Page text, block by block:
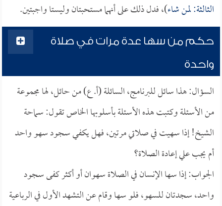
الثالثة: لمن شاء)، فدل ذلك على أنهما مستحبتان وليستا واجبتين.
حكم من سها عدة مرات في صلاة
واحدة
السؤال: هذا سائل للبرنامج، السائلة (أ. ع) من حائل، لها مجموعة
من الأسئلة وكتبت هذه الأسئلة بأسلوبها الخاص تقول: سماحة
الشيخ! إذا سهيت في صلاتي مرتين، فهل يكفي سجود سهو واحد
أم يجب علي إعادة الصلاة؟
الجواب: إذا سها الإنسان في الصلاة سهوان أو أكثر كفى سجود
واحد، سجدتان للسهو، فلو سها وقام عن التشهد الأول في الرباعية